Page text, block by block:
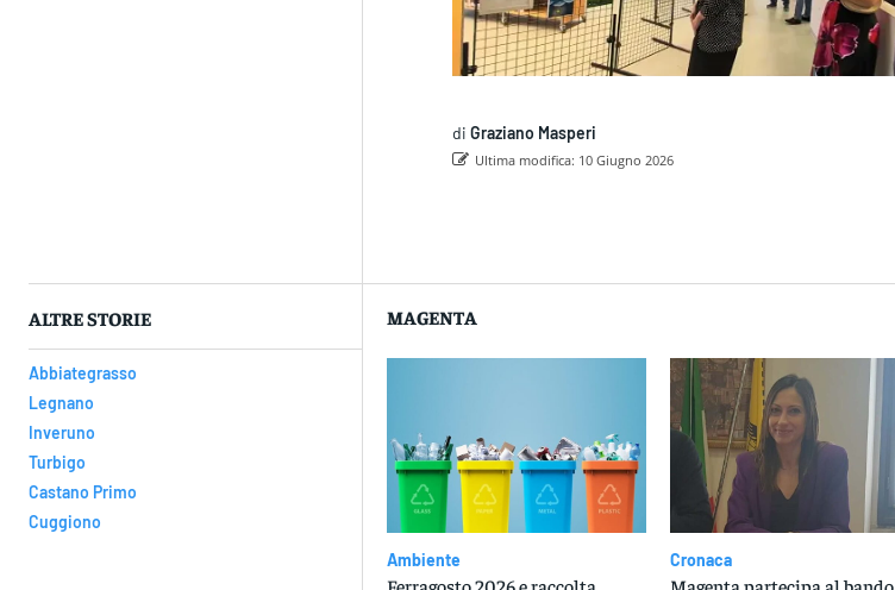
di Graziano Masperi
Ultima modifica: 10 Giugno 2026
ALTRE STORIE
Abbiategrasso
Legnano
Inveruno
Turbigo
Castano Primo
Cuggiono
MAGENTA
Ambiente
Ferragosto 2026 e raccolta
Cronaca
Magenta partecipa al bando